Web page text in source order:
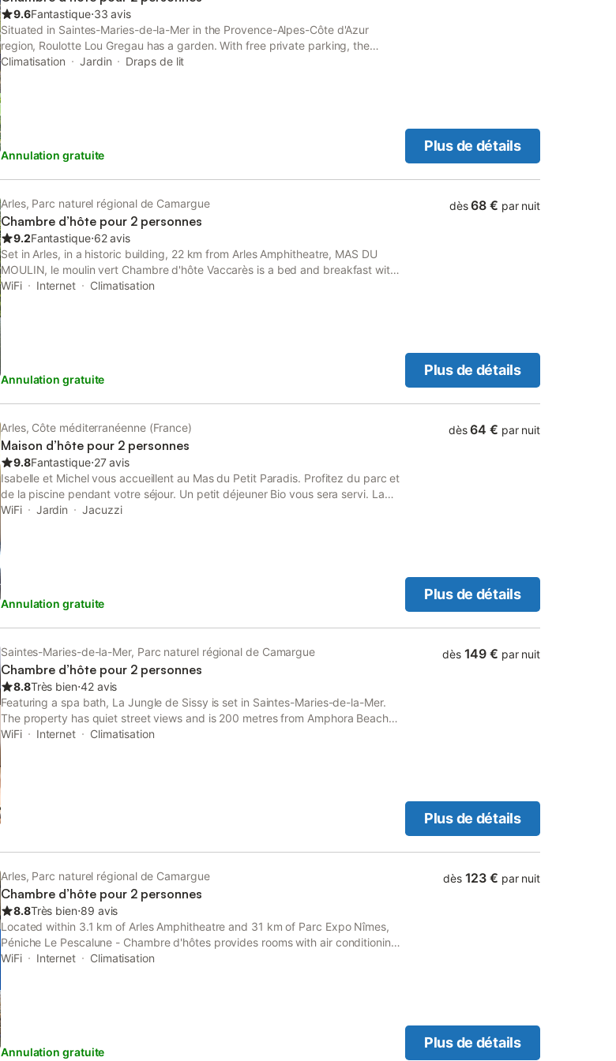
km du centre-ville et à 2,5 km du Petit Rhône, avec des circuits de randonnée
accessibles à proximité. Des heures de calme sont respectées pour garantir un
environnement paisible, et il est interdit de fumer dans toute la propriété.
9.6Fantastique⋅33 avis
Situated in Saintes-Maries-de-la-Mer in the Provence-Alpes-Côte d'Azur
region, Roulotte Lou Gregau has a garden. With free private parking, the
property is 35 km from Arles Amphitheatre and 48 km from Parc des
Climatisation Jardin Draps de lit
Annulation gratuite
Plus de détails
Arles, Parc naturel régional de Camargue
Chambre d’hôte pour 2 personnes
9.2Fantastique⋅62 avis
Set in Arles, in a historic building, 22 km from Arles Amphitheatre, MAS DU
MOULIN, le moulin vert Chambre d'hôte Vaccarès is a bed and breakfast with
a garden and bar. This property offers access to a terrace and free private
WiFi Internet Climatisation
Annulation gratuite
dès 68 € par nuit
Plus de détails
Arles, Côte méditerranéenne (France)
Maison d’hôte pour 2 personnes
9.8Fantastique⋅27 avis
Isabelle et Michel vous accueillent au Mas du Petit Paradis. Profitez du parc et
de la piscine pendant votre séjour. Un petit déjeuner Bio vous sera servi. La
maison est située à quelques minutes du centre historique d'Arles classé au
WiFi Jardin Jacuzzi
Annulation gratuite
dès 64 € par nuit
Plus de détails
Saintes-Maries-de-la-Mer, Parc naturel régional de Camargue
Chambre d’hôte pour 2 personnes
8.8Très bien⋅42 avis
Featuring a spa bath, La Jungle de Sissy is set in Saintes-Maries-de-la-Mer.
The property has quiet street views and is 200 metres from Amphora Beach
and 39 km from Arles Amphitheatre.
WiFi Internet Climatisation
dès 149 € par nuit
Plus de détails
Arles, Parc naturel régional de Camargue
Chambre d’hôte pour 2 personnes
8.8Très bien⋅89 avis
Located within 3.1 km of Arles Amphitheatre and 31 km of Parc Expo Nîmes,
Péniche Le Pescalune - Chambre d'hôtes provides rooms with air conditioning
and a private bathroom in Arles.
WiFi Internet Climatisation
Annulation gratuite
dès 123 € par nuit
Plus de détails